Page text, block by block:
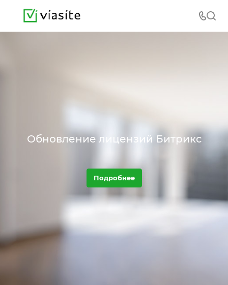
Обновление лицензий Битрикс
Подробнее